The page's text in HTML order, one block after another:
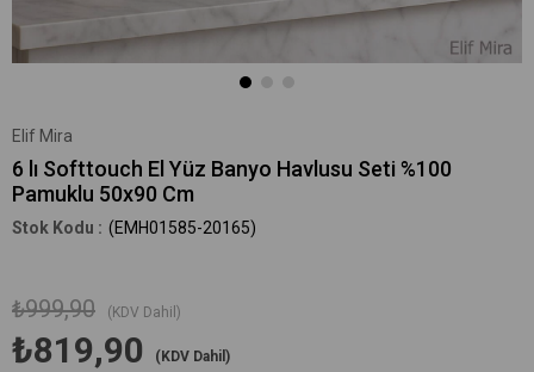
Elif Mira
6 lı Softtouch El Yüz Banyo Havlusu Seti %100
Pamuklu 50x90 Cm
(EMH01585-20165)
₺999,90 (KDV Dahil)
₺819,90 (KDV Dahil)